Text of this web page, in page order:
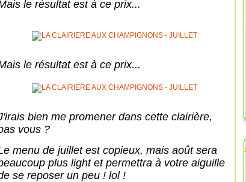
le résultat est à ce prix...
le résultat est à ce prix...
bien me promener dans cette clairière,
vous ?
menu de juillet est copieux, mais août sera
plus light et permettra à votre aiguille
se reposer un peu ! lol !